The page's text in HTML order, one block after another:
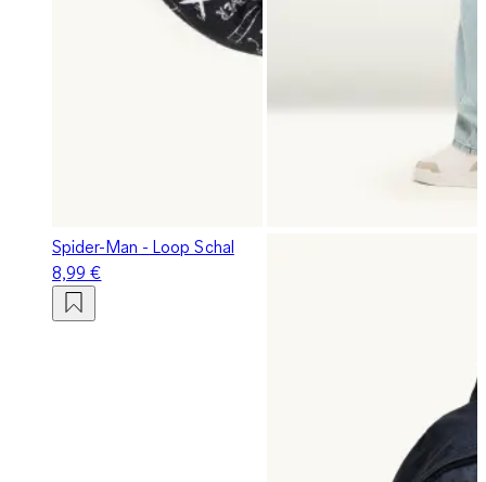
Spider-Man - Loop Schal
8,99 €